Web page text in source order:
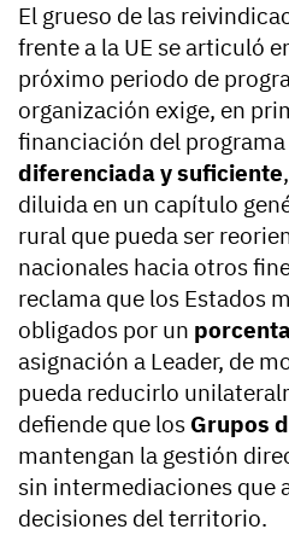
El grueso de las
frente a la UE se articuló
próximo periodo de
organización exige, en
financiación del programa
diferenciada y suficiente
diluida en un capítulo
rural que pueda ser
nacionales hacia otros
reclama que los Estados
obligados por un
asignación a Leader, de
pueda reducirlo
defiende que los Grupos
mantengan la gestión
sin intermediaciones que
decisiones del territorio.